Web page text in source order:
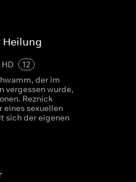
Heilung
HD
12
der im
vergessen wurde,
Reznick
eines sexuellen
sich der eigenen